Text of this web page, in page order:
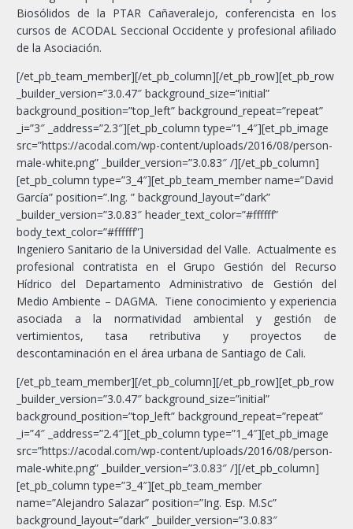
Biosólidos de la PTAR Cañaveralejo, conferencista en los
cursos de ACODAL Seccional Occidente y profesional afiliado
de la Asociación.
[/et_pb_team_member][/et_pb_column][/et_pb_row][et_pb_row
_builder_version=”3.0.47″ background_size=”initial”
background_position=”top_left” background_repeat=”repeat”
_i=”3″ _address=”2.3″][et_pb_column type=”1_4″][et_pb_image
src=”https://acodal.com/wp-content/uploads/2016/08/person-
male-white.png” _builder_version=”3.0.83″ /][/et_pb_column]
[et_pb_column type=”3_4″][et_pb_team_member name=”David
García” position=”.Ing. ” background_layout=”dark”
_builder_version=”3.0.83″ header_text_color=”#ffffff”
body_text_color=”#ffffff”]
Ingeniero Sanitario de la Universidad del Valle. Actualmente es
profesional contratista en el Grupo Gestión del Recurso
Hídrico del Departamento Administrativo de Gestión del
Medio Ambiente – DAGMA. Tiene conocimiento y experiencia
asociada a la normatividad ambiental y gestión de
vertimientos, tasa retributiva y proyectos de
descontaminación en el área urbana de Santiago de Cali.
[/et_pb_team_member][/et_pb_column][/et_pb_row][et_pb_row
_builder_version=”3.0.47″ background_size=”initial”
background_position=”top_left” background_repeat=”repeat”
_i=”4″ _address=”2.4″][et_pb_column type=”1_4″][et_pb_image
src=”https://acodal.com/wp-content/uploads/2016/08/person-
male-white.png” _builder_version=”3.0.83″ /][/et_pb_column]
[et_pb_column type=”3_4″][et_pb_team_member
name=”Alejandro Salazar” position=”Ing. Esp. M.Sc”
background_layout=”dark” _builder_version=”3.0.83″